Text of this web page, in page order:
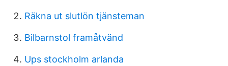
Räkna ut slutlön tjänsteman
Bilbarnstol framåtvänd
Ups stockholm arlanda